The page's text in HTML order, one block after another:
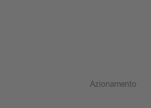
Azionamento